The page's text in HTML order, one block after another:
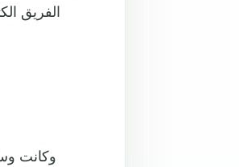
وكانت